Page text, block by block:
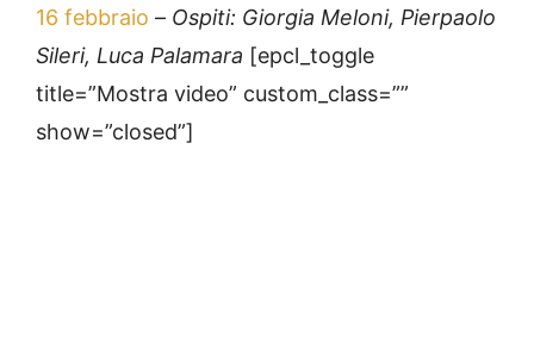
16 febbraio – Ospiti: Giorgia Meloni, Pierpaolo
Sileri, Luca Palamara [epcl_toggle
title=”Mostra video” custom_class=””
show=”closed”]